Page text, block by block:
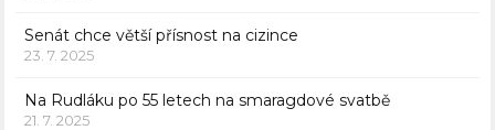
Senát chce větší přísnost na cizince
23. 7. 2025
Na Rudláku po 55 letech na smaragdové svatbě
21. 7. 2025